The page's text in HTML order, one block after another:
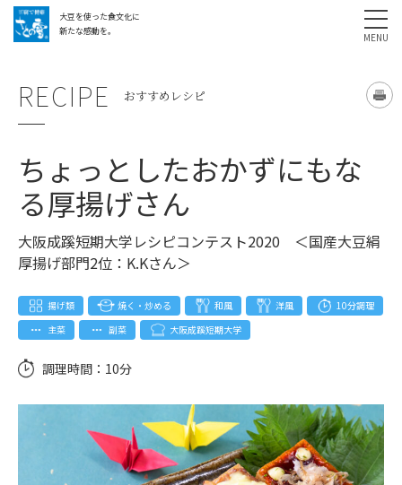
大豆を使った食文化に
新たな感動を。
採用情報
RECIPE おすすめレシピ
ちょっとしたおかずにもな
る厚揚げさん
大阪成蹊短期大学レシピコンテスト2020 ＜国産大豆絹
厚揚げ部門2位：K.Kさん＞
揚げ類 焼く・炒める 和風 洋風
10分調理
主菜
副菜 大阪成蹊短期大学
調理時間： 10分